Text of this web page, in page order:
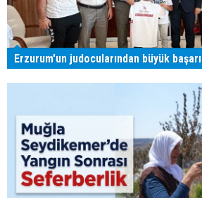
Erzurum'un judocularından büyük başarı